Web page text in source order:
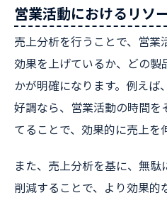
営業活動におけるリソ
売上分析を行うことで、営
効果を上げているか、どの製
かが明確になります。例えば
好調なら、営業活動の時間を
てることで、効果的に売上を
また、売上分析を基に、無
削減することで、より効果的